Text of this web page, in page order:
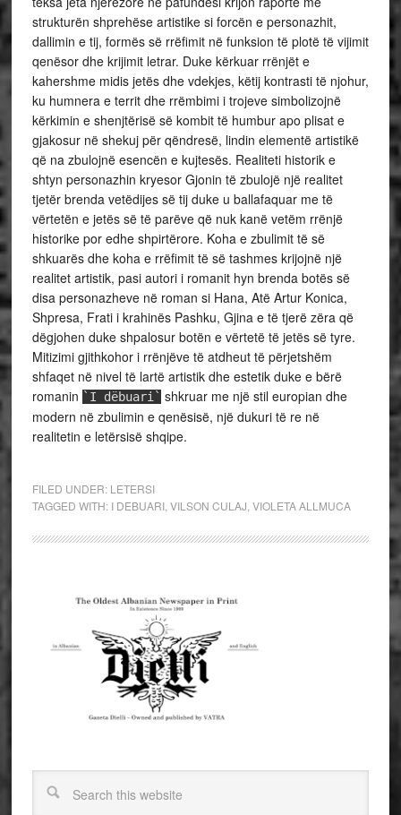
strukturën shprehëse artistike si forcën e personazhit,
dallimin e tij, formës së rrëfimit në funksion të plotë të vijimit
qenësor dhe krijimit letrar. Duke kërkuar rrënjët e
kahershme midis jetës dhe vdekjes, këtij kontrasti të njohur,
ku humnera e territ dhe rrëmbimi i trojeve simbolizojnë
kërkimin e shenjtërisë së kombit të humbur apo plisat e
gjakosur në shekuj për qëndresë, lindin elementë artistikë
që na zbulojnë esencën e kujtesës. Realiteti historik e
shtyn personazhin kryesor Gjonin të zbulojë një realitet
tjetër brenda vetëdijes së tij duke u ballafaquar me të
vërtetën e jetës së të parëve që nuk kanë vetëm rrënjë
historike por edhe shpirtërore. Koha e zbulimit të së
shkuarës dhe koha e rrëfimit të së tashmes krijojnë një
realitet artistik, pasi autori i romanit hyn brenda botës së
disa personazheve në roman si Hana, Atë Artur Konica,
Shpresa, Frati i krahinës Pashku, Gjina e të tjerë zëra që
dëgjohen duke shpalosur botën e vërtetë të jetës së tyre.
Mitizimi gjithkohor i rrënjëve të atdheut të përjetshëm
shfaqet në nivel të lartë artistik dhe estetik duke e bërë
romanin `I dëbuari` shkruar me një stil europian dhe
modern në zbulimin e qenësisë, një dukuri të re në
realitetin e letërsisë shqipe.
FILED UNDER: LETERSI
TAGGED WITH: I DEBUARI, VILSON CULAJ VIOLETA ALLMUCA